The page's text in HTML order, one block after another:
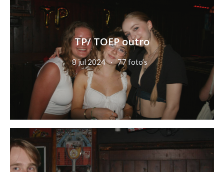
TP/ TOEP outro
8 jul 2024 77 foto’s